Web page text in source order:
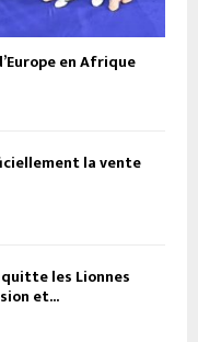
en Afrique
la vente
quitte les Lionnes
et...